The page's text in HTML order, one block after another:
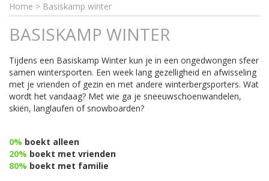
Home > Basiskamp winter
BASISKAMP WINTER
Tijdens een Basiskamp Winter kun je in een ongedwongen sfeer
samen wintersporten. Een week lang gezelligheid en afwisseling
met je vrienden of gezin en met andere winterbergsporters. Wat
wordt het vandaag? Met wie ga je sneeuwschoenwandelen,
skiën, langlaufen of snowboarden?
0% boekt alleen
20% boekt met vrienden
80% boekt met familie